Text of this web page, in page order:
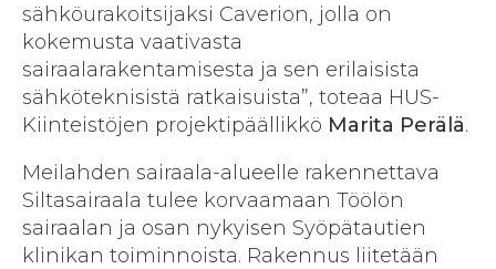
sähköurakoitsijaksi Caverion, jolla on
kokemusta vaativasta
sairaalarakentamisesta ja sen erilaisista
sähköteknisistä ratkaisuista”, toteaa HUS-
Kiinteistöjen projektipäällikkö Marita Perälä.
Meilahden sairaala-alueelle rakennettava
Siltasairaala tulee korvaamaan Töölön
sairaalan ja osan nykyisen Syöpätautien
klinikan toiminnoista. Rakennus liitetään